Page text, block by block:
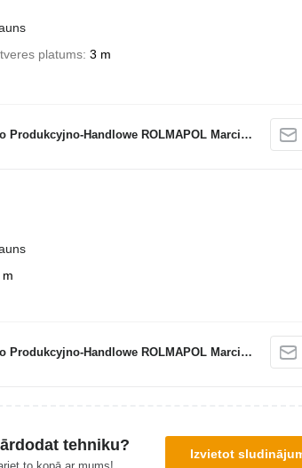
platums 3 m
Handlowe ROLMAPOL Marcin Dziekan
m
Handlowe ROLMAPOL Marcin Dziekan
tehniku?
to kopā ar mums!
Izvietot